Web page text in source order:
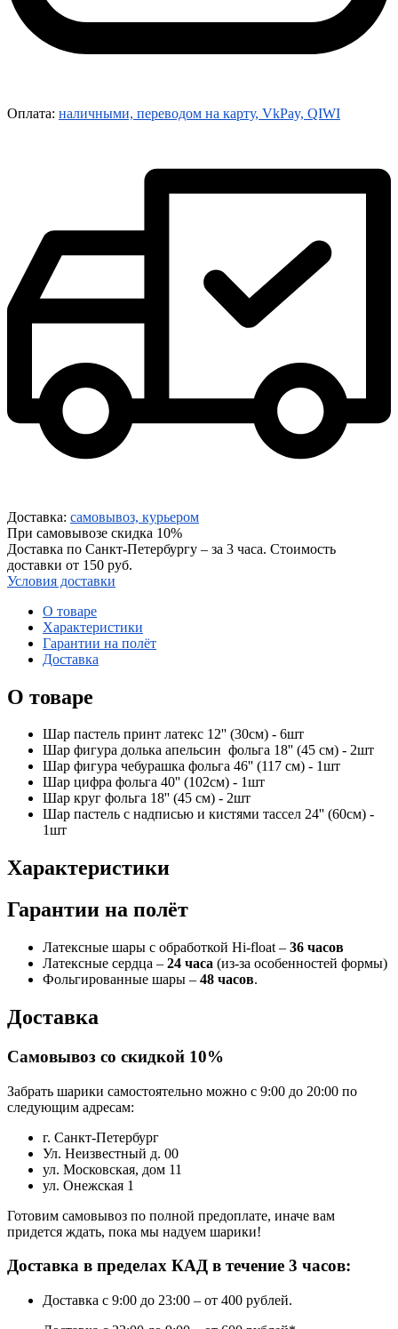
Оплата: наличными, переводом на карту, VkPay, QIWI
Доставка: самовывоз, курьером
При самовывозе скидка 10%
Доставка по Санкт-Петербургу – за 3 часа. Стоимость
доставки от 150 руб.
Условия доставки
О товаре
Характеристики
Гарантии на полёт
Доставка
О товаре
Шар пастель принт латекс 12'' (30см) - 6шт
Шар фигура долька апельсин фольга 18'' (45 см) - 2шт
Шар фигура чебурашка фольга 46'' (117 см) - 1шт
Шар цифра фольга 40'' (102см) - 1шт
Шар круг фольга 18'' (45 см) - 2шт
Шар пастель с надписью и кистями тассел 24'' (60см) -
1шт
Характеристики
Гарантии на полёт
Латексные шары с обработкой Hi-float – 36 часов
Латексные сердца – 24 часа (из-за особенностей формы)
Фольгированные шары – 48 часов.
Доставка
Самовывоз со скидкой 10%
Забрать шарики самостоятельно можно с 9:00 до 20:00 по
следующим адресам:
г. Санкт-Петербург
Ул. Неизвестный д. 00
ул. Московская, дом 11
ул. Онежская 1
Готовим самовывоз по полной предоплате, иначе вам
придется ждать, пока мы надуем шарики!
Доставка в пределах КАД в течение 3 часов:
Доставка с 9:00 до 23:00 – от 400 рублей.